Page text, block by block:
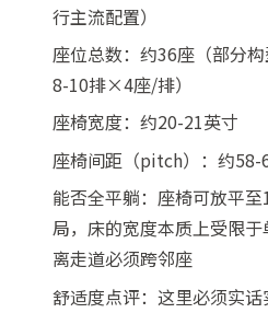
行主流配置）
座位总数：约36座（部分
8-10排×4座/排）
座椅宽度：约20-21英寸
座椅间距（pitch）：约58-
能否全平躺：座椅可放平
局，床的宽度本质上受限
离走道必须跨邻座
舒适度点评：这里必须实